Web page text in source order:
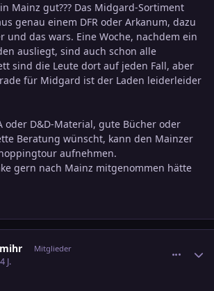
Mainz gut??? Das Midgard-Sortiment
genau einem DFR oder Arkanum, dazu
und das wars. Eine Woche, nachdem ein
ausliegt, sind auch schon alle
sind die Leute dort auf jeden Fall, aber
für Midgard ist der Laden leiderleider
oder D&D-Material, gute Bücher oder
Beratung wünscht, kann den Mainzer
aufnehmen.
gern nach Mainz mitgenommen hätte
Mitglieder
J.